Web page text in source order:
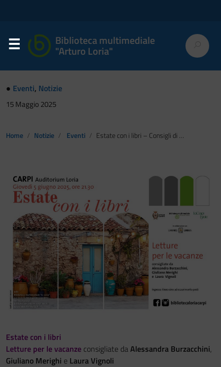
Biblioteca multimediale
"Arturo Loria"
Festa del Racconto
IL CASTELLO DEI RAGAZZI
● Eventi, Notizie
15 Maggio 2025
Home Notizie Eventi Estate con i libri – Consigli di lettura per le vacanze
Estate con i libri
Letture per le vacanze consigliate daAlessandra Burzacchini,
Giuliano Merighi e Laura Vignoli